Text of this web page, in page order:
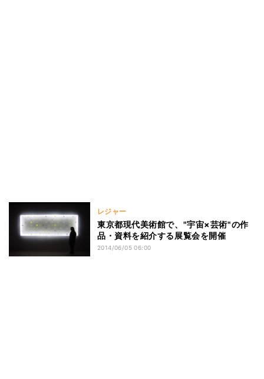
レジャー
東京都現代美術館で、"宇宙×芸術"の作
品・資料を紹介する展覧会を開催
2014/06/05 06:00